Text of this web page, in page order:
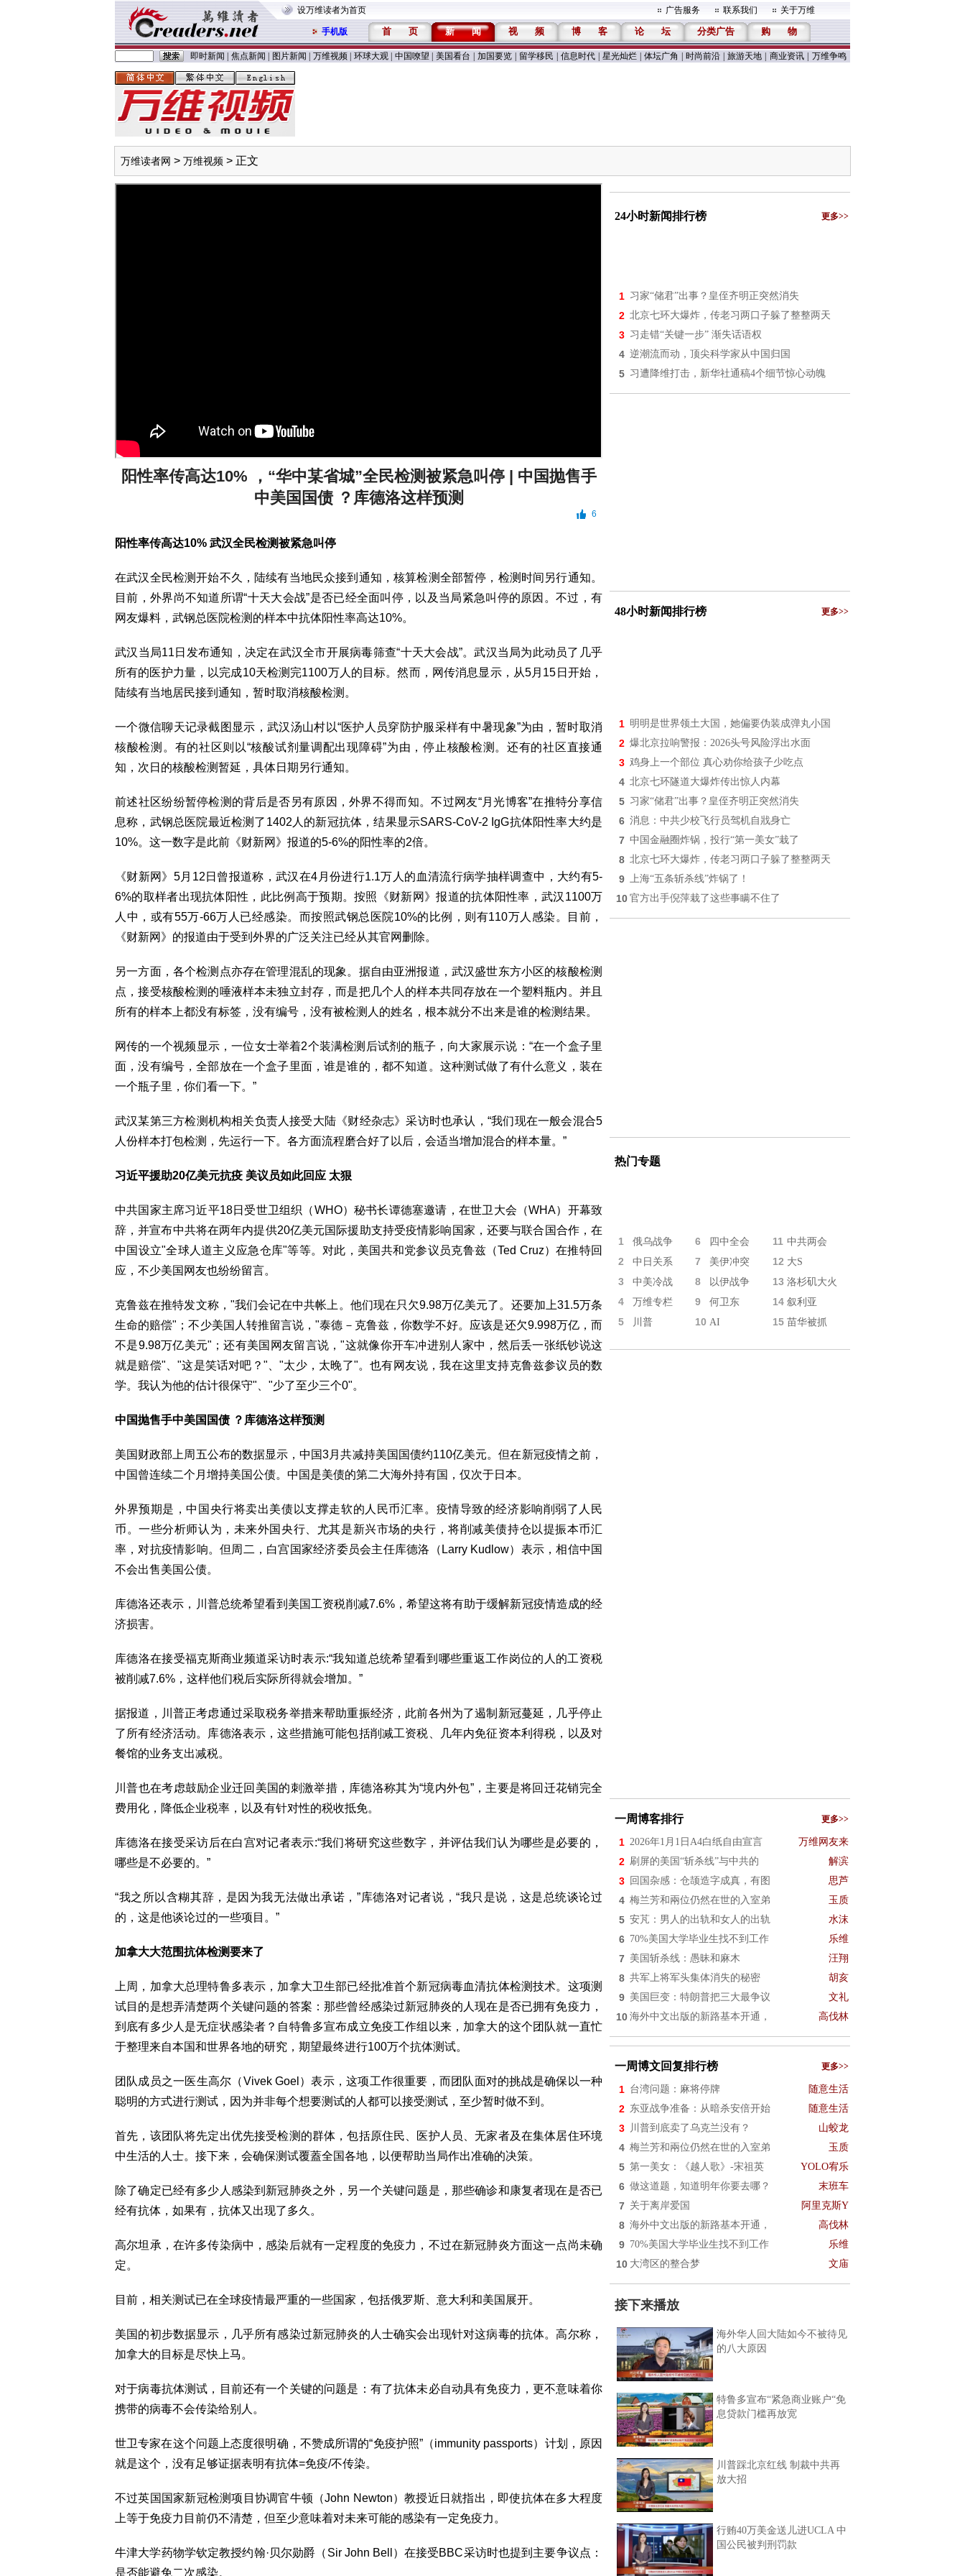
设万维读者为首页 广告服务 联系我们 关于万维
手机版 首 页 新 闻 视 频 博 客 论 坛 分类广告 购 物
即时新闻 焦点新闻 图片新闻 万维视频 环球大观 中国嘹望 美国看台 加国要览 留学移民 信息时代 星光灿烂 体坛广角 时尚前沿 旅游天地 商业资讯 万维争鸣
万维读者网 > 万维视频 > 正文
阳性率传高达10% ，“华中某省城”全民检测被紧急叫停 | 中国抛售手
中美国国债 ？库德洛这样预测
6
阳性率传高达10% 武汉全民检测被紧急叫停
在武汉全民检测开始不久，陆续有当地民众接到通知，核算检测全部暂停，检测时间另行通知。
目前，外界尚不知道所谓“十天大会战”是否已经全面叫停，以及当局紧急叫停的原因。不过，有
网友爆料，武钢总医院检测的样本中抗体阳性率高达10%。
武汉当局11日发布通知，决定在武汉全市开展病毒筛查“十天大会战”。武汉当局为此动员了几乎
所有的医护力量，以完成10天检测完1100万人的目标。然而，网传消息显示，从5月15日开始，
陆续有当地居民接到通知，暂时取消核酸检测。
一个微信聊天记录截图显示，武汉汤山村以“医护人员穿防护服采样有中暑现象”为由，暂时取消
核酸检测。有的社区则以“核酸试剂量调配出现障碍”为由，停止核酸检测。还有的社区直接通
知，次日的核酸检测暂延，具体日期另行通知。
前述社区纷纷暂停检测的背后是否另有原因，外界不得而知。不过网友“月光博客”在推特分享信
息称，武钢总医院最近检测了1402人的新冠抗体，结果显示SARS-CoV-2 IgG抗体阳性率大约是
10%。这一数字是此前《财新网》报道的5-6%的阳性率的2倍。
《财新网》5月12日曾报道称，武汉在4月份进行1.1万人的血清流行病学抽样调查中，大约有5-
6%的取样者出现抗体阳性，此比例高于预期。按照《财新网》报道的抗体阳性率，武汉1100万
人中，或有55万-66万人已经感染。而按照武钢总医院10%的比例，则有110万人感染。目前，
《财新网》的报道由于受到外界的广泛关注已经从其官网删除。
另一方面，各个检测点亦存在管理混乱的现象。据自由亚洲报道，武汉盛世东方小区的核酸检测
点，接受核酸检测的唾液样本未独立封存，而是把几个人的样本共同存放在一个塑料瓶内。并且
所有的样本上都没有标签，没有编号，没有被检测人的姓名，根本就分不出来是谁的检测结果。
网传的一个视频显示，一位女士举着2个装满检测后试剂的瓶子，向大家展示说：“在一个盒子里
面，没有编号，全部放在一个盒子里面，谁是谁的，都不知道。这种测试做了有什么意义，装在
一个瓶子里，你们看一下。”
武汉某第三方检测机构相关负责人接受大陆《财经杂志》采访时也承认，“我们现在一般会混合5
人份样本打包检测，先运行一下。各方面流程磨合好了以后，会适当增加混合的样本量。”
习近平援助20亿美元抗疫 美议员如此回应 太狠
中共国家主席习近平18日受世卫组织（WHO）秘书长谭德塞邀请，在世卫大会（WHA）开幕致
辞，并宣布中共将在两年内提供20亿美元国际援助支持受疫情影响国家，还要与联合国合作，在
中国设立"全球人道主义应急仓库"等等。对此，美国共和党参议员克鲁兹（Ted Cruz）在推特回
应，不少美国网友也纷纷留言。
克鲁兹在推特发文称，"我们会记在中共帐上。他们现在只欠9.98万亿美元了。还要加上31.5万条
生命的赔偿"；不少美国人转推留言说，"泰德－克鲁兹，你数学不好。应该是还欠9.998万亿，而
不是9.98万亿美元"；还有美国网友留言说，"这就像你开车冲进别人家中，然后丢一张纸钞说这
就是赔偿"、"这是笑话对吧？"、"太少，太晚了"。也有网友说，我在这里支持克鲁兹参议员的数
学。我认为他的估计很保守"、"少了至少三个0"。
中国抛售手中美国国债 ？库德洛这样预测
美国财政部上周五公布的数据显示，中国3月共减持美国国债约110亿美元。但在新冠疫情之前，
中国曾连续二个月增持美国公债。中国是美债的第二大海外持有国，仅次于日本。
外界预期是，中国央行将卖出美债以支撑走软的人民币汇率。疫情导致的经济影响削弱了人民
币。一些分析师认为，未来外国央行、尤其是新兴市场的央行，将削减美债持仓以提振本币汇
率，对抗疫情影响。但周二，白宫国家经济委员会主任库德洛（Larry Kudlow）表示，相信中国
不会出售美国公债。
库德洛还表示，川普总统希望看到美国工资税削减7.6%，希望这将有助于缓解新冠疫情造成的经
济损害。
库德洛在接受福克斯商业频道采访时表示:“我知道总统希望看到哪些重返工作岗位的人的工资税
被削减7.6%，这样他们税后实际所得就会增加。”
据报道，川普正考虑通过采取税务举措来帮助重振经济，此前各州为了遏制新冠蔓延，几乎停止
了所有经济活动。库德洛表示，这些措施可能包括削减工资税、几年内免征资本利得税，以及对
餐馆的业务支出减税。
川普也在考虑鼓励企业迁回美国的刺激举措，库德洛称其为“境内外包”，主要是将回迁花销完全
费用化，降低企业税率，以及有针对性的税收抵免。
库德洛在接受采访后在白宫对记者表示:“我们将研究这些数字，并评估我们认为哪些是必要的，
哪些是不必要的。”
“我之所以含糊其辞，是因为我无法做出承诺，”库德洛对记者说，“我只是说，这是总统谈论过
的，这是他谈论过的一些项目。”
加拿大大范围抗体检测要来了
上周，加拿大总理特鲁多表示，加拿大卫生部已经批准首个新冠病毒血清抗体检测技术。这项测
试目的是想弄清楚两个关键问题的答案：那些曾经感染过新冠肺炎的人现在是否已拥有免疫力，
到底有多少人是无症状感染者？自特鲁多宣布成立免疫工作组以来，加拿大的这个团队就一直忙
于整理来自本国和世界各地的研究，期望最终进行100万个抗体测试。
团队成员之一医生高尔（Vivek Goel）表示，这项工作很重要，而团队面对的挑战是确保以一种
聪明的方式进行测试，因为并非每个想要测试的人都可以接受测试，至少暂时做不到。
首先，该团队将先定出优先接受检测的群体，包括原住民、医护人员、无家者及在集体居住环境
中生活的人士。接下来，会确保测试覆蓋全国各地，以便帮助当局作出准确的决策。
除了确定已经有多少人感染到新冠肺炎之外，另一个关键问题是，那些确诊和康复者现在是否已
经有抗体，如果有，抗体又出现了多久。
高尔坦承，在许多传染病中，感染后就有一定程度的免疫力，不过在新冠肺炎方面这一点尚未确
定。
目前，相关测试已在全球疫情最严重的一些国家，包括俄罗斯、意大利和美国展开。
美国的初步数据显示，几乎所有感染过新冠肺炎的人士确实会出现针对这病毒的抗体。高尔称，
加拿大的目标是尽快上马。
对于病毒抗体测试，目前还有一个关键的问题是：有了抗体未必自动具有免疫力，更不意味着你
携带的病毒不会传染给别人。
世卫专家在这个问题上态度很明确，不赞成所谓的“免疫护照”（immunity passports）计划，原因
就是这个，没有足够证据表明有抗体=免疫/不传染。
不过英国国家新冠检测项目协调官牛顿（John Newton）教授近日就指出，即使抗体在多大程度
上等于免疫力目前仍不清楚，但至少意味着对未来可能的感染有一定免疫力。
牛津大学药物学钦定教授约翰·贝尔勋爵（Sir John Bell）在接受BBC采访时也提到主要争议点：
是否能避免二次感染。
24小时新闻排行榜 更多>>
1 习家“储君”出事？皇侄齐明正突然消失
2 北京七环大爆炸，传老习两口子躲了整整两天
3 习走错“关键一步” 渐失话语权
4 逆潮流而动，顶尖科学家从中国归国
5 习遭降维打击，新华社通稿4个细节惊心动魄
48小时新闻排行榜 更多>>
1 明明是世界领土大国，她偏要伪装成弹丸小国
2 爆北京拉响警报：2026头号风险浮出水面
3 鸡身上一个部位 真心劝你给孩子少吃点
4 北京七环隧道大爆炸传出惊人内幕
5 习家“储君”出事？皇侄齐明正突然消失
6 消息：中共少校飞行员驾机自戕身亡
7 中国金融圈炸锅，投行“第一美女”栽了
8 北京七环大爆炸，传老习两口子躲了整整两天
9 上海“五条斩杀线”炸锅了！
10 官方出手倪萍栽了这些事瞒不住了
热门专题
1 俄乌战争 6 四中全会 11 中共两会
2 中日关系 7 美伊冲突 12 大S
3 中美冷战 8 以伊战争 13 洛杉矶大火
4 万维专栏 9 何卫东 14 叙利亚
5 川普 10 AI 15 苗华被抓
一周博客排行 更多>>
1 2026年1月1日A4白纸自由宣言 万维网友来
2 刷屏的美国“斩杀线”与中共的 解滨
3 回国杂感：仓颉造字成真，有图 思芦
4 梅兰芳和兩位仍然在世的入室弟 玉质
5 安芃：男人的出轨和女人的出轨 水沫
6 70%美国大学毕业生找不到工作 乐维
7 美国斩杀线：愚昧和麻木 汪翔
8 共军上将军头集体消失的秘密 胡亥
9 美国巨变：特朗普把三大最争议 文礼
10 海外中文出版的新路基本开通， 高伐林
一周博文回复排行榜 更多>>
1 台湾问题：麻将停牌 随意生活
2 东亚战争准备：从暗杀安倍开始 随意生活
3 川普到底卖了乌克兰没有？ 山蛟龙
4 梅兰芳和兩位仍然在世的入室弟 玉质
5 第一美女：《越人歌》-宋祖英 YOLO宥乐
6 做这道题，知道明年你要去哪？ 末班车
7 关于离岸爱国 阿里克斯Y
8 海外中文出版的新路基本开通， 高伐林
9 70%美国大学毕业生找不到工作 乐维
10 大湾区的整合梦 文庙
接下来播放
海外华人回大陆如今不被待见
的八大原因
特鲁多宣布“紧急商业账户“免
息贷款门槛再放宽
川普踩北京红线 制裁中共再
放大招
行贿40万美金送儿进UCLA 中
国公民被判刑罚款